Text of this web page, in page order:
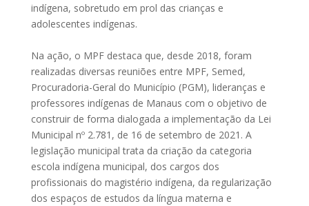
indígena, sobretudo em prol das crianças e
adolescentes indígenas.
Na ação, o MPF destaca que, desde 2018, foram
realizadas diversas reuniões entre MPF, Semed,
Procuradoria-Geral do Município (PGM), lideranças e
professores indígenas de Manaus com o objetivo de
construir de forma dialogada a implementação da Lei
Municipal nº 2.781, de 16 de setembro de 2021. A
legislação municipal trata da criação da categoria
escola indígena municipal, dos cargos dos
profissionais do magistério indígena, da regularização
dos espaços de estudos da língua materna e